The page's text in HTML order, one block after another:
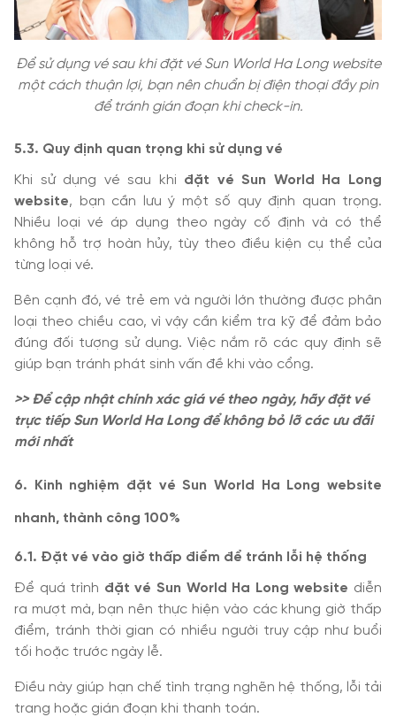
Để sử dụng vé sau khi đặt vé Sun World Ha Long website
một cách thuận lợi, bạn nên chuẩn bị điện thoại đầy pin
để tránh gián đoạn khi check-in.
5.3. Quy định quan trọng khi sử dụng vé
Khi sử dụng vé sau khi đặt vé Sun World Ha Long
website, bạn cần lưu ý một số quy định quan trọng.
Nhiều loại vé áp dụng theo ngày cố định và có thể
không hỗ trợ hoàn hủy, tùy theo điều kiện cụ thể của
từng loại vé.
Bên cạnh đó, vé trẻ em và người lớn thường được phân
loại theo chiều cao, vì vậy cần kiểm tra kỹ để đảm bảo
đúng đối tượng sử dụng. Việc nắm rõ các quy định sẽ
giúp bạn tránh phát sinh vấn đề khi vào cổng.
>> Để cập nhật chính xác giá vé theo ngày, hãy đặt vé
trực tiếp Sun World Ha Long để không bỏ lỡ các ưu đãi
mới nhất
6. Kinh nghiệm đặt vé Sun World Ha Long website
nhanh, thành công 100%
6.1. Đặt vé vào giờ thấp điểm để tránh lỗi hệ thống
Để quá trình đặt vé Sun World Ha Long website diễn
ra mượt mà, bạn nên thực hiện vào các khung giờ thấp
điểm, tránh thời gian có nhiều người truy cập như buổi
tối hoặc trước ngày lễ.
Điều này giúp hạn chế tình trạng nghẽn hệ thống, lỗi tải
trang hoặc gián đoạn khi thanh toán.